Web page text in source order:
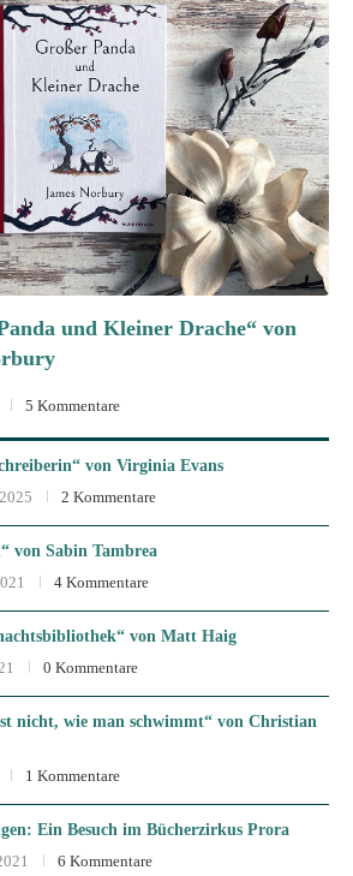
und Kleiner Drache“ von
5 Kommentare
von Virginia Evans
2 Kommentare
von Sabin Tambrea
4 Kommentare
von Matt Haig
0 Kommentare
nicht, wie man schwimmt“ von Christian
1 Kommentare
Ein Besuch im Bücherzirkus Prora
6 Kommentare